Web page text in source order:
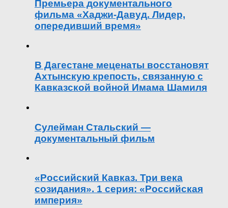
Премьера документального
фильма «Хаджи-Давуд. Лидер,
опередивший время»
В Дагестане меценаты восстановят
Ахтынскую крепость, связанную с
Кавказской войной Имама Шамиля
Сулейман Стальский —
документальный фильм
«Российский Кавказ. Три века
созидания». 1 серия: «Российская
империя»